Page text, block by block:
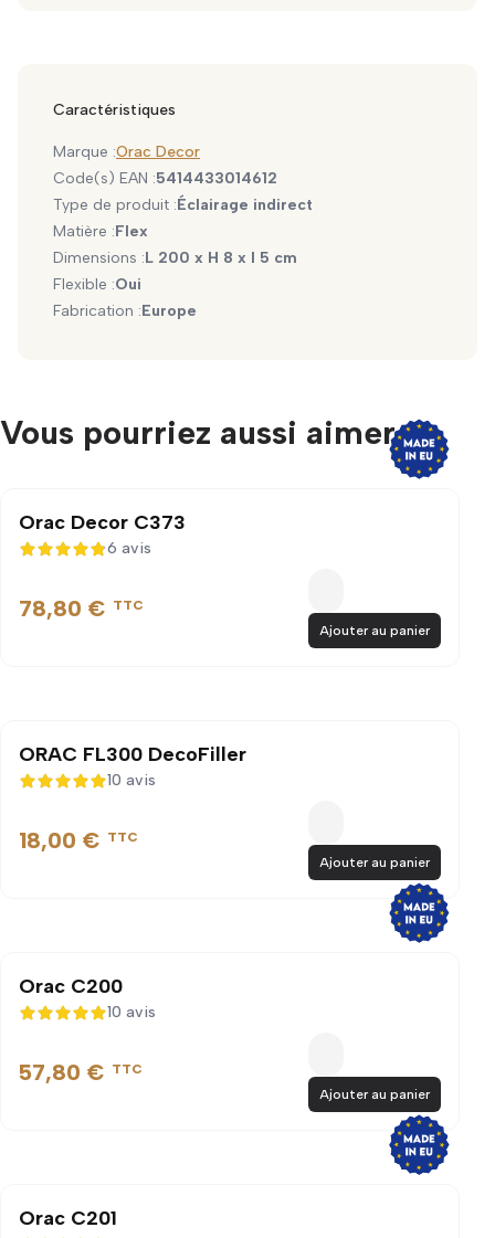
Caractéristiques
Marque :Orac Decor
Code(s) EAN :5414433014612
Type de produit :Éclairage indirect
Matière :Flex
Dimensions :L 200 x H 8 x l 5 cm
Flexible :Oui
Fabrication :Europe
Vous pourriez aussi aimer...
Orac Decor C373
4,8 sur 5
6 avis
78,80 € TTC
Ajouter au panier
ORAC FL300 DecoFiller
5 sur 5
10 avis
18,00 € TTC
Ajouter au panier
Orac C200
5 sur 5
10 avis
57,80 € TTC
Ajouter au panier
Orac C201